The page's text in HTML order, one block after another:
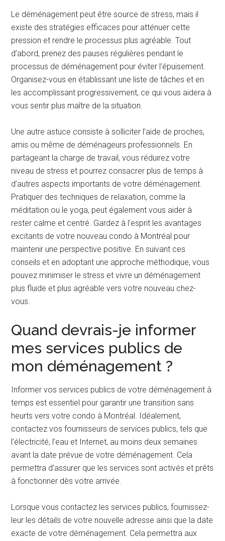
Le déménagement peut être source de stress, mais il
existe des stratégies efficaces pour atténuer cette
pression et rendre le processus plus agréable. Tout
d’abord, prenez des pauses régulières pendant le
processus de déménagement pour éviter l’épuisement.
Organisez-vous en établissant une liste de tâches et en
les accomplissant progressivement, ce qui vous aidera à
vous sentir plus maître de la situation.
Une autre astuce consiste à solliciter l’aide de proches,
amis ou même de déménageurs professionnels. En
partageant la charge de travail, vous réduirez votre
niveau de stress et pourrez consacrer plus de temps à
d’autres aspects importants de votre déménagement.
Pratiquer des techniques de relaxation, comme la
méditation ou le yoga, peut également vous aider à
rester calme et centré. Gardez à l’esprit les avantages
excitants de votre nouveau condo à Montréal pour
maintenir une perspective positive. En suivant ces
conseils et en adoptant une approche méthodique, vous
pouvez minimiser le stress et vivre un déménagement
plus fluide et plus agréable vers votre nouveau chez-
vous.
Quand devrais-je informer
mes services publics de
mon déménagement ?
Informer vos services publics de votre déménagement à
temps est essentiel pour garantir une transition sans
heurts vers votre condo à Montréal. Idéalement,
contactez vos fournisseurs de services publics, tels que
l’électricité, l’eau et Internet, au moins deux semaines
avant la date prévue de votre déménagement. Cela
permettra d’assurer que les services sont activés et prêts
à fonctionner dès votre arrivée.
Lorsque vous contactez les services publics, fournissez-
leur les détails de votre nouvelle adresse ainsi que la date
exacte de votre déménagement. Cela permettra aux